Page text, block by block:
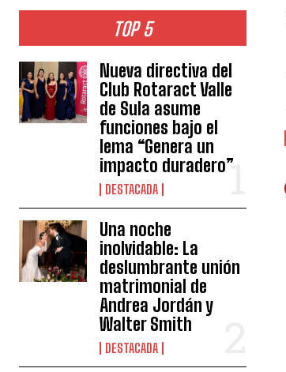
TOP 5
Nueva directiva del
Club Rotaract Valle
de Sula asume
funciones bajo el
lema “Genera un
impacto duradero”
DESTACADA
Una noche
inolvidable: La
deslumbrante unión
matrimonial de
Andrea Jordán y
Walter Smith
DESTACADA